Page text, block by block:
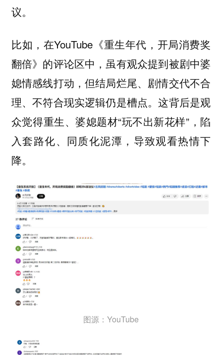
议。
比如，在YouTube《重生年代，开局消费奖
翻倍》的评论区中，虽有观众提到被剧中婆
媳情感线打动，但结局烂尾、剧情交代不合
理、不符合现实逻辑仍是槽点。这背后是观
众觉得重生、婆媳题材“玩不出新花样”，陷
入套路化、同质化泥潭，导致观看热情下
降。
图源：YouTube